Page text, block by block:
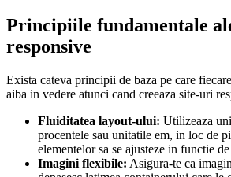
Principiile fundamentale
responsive
Exista cateva principii de baza pe care
aiba in vedere atunci cand creeaza site-uri
Fluiditatea layout-ului: Utilizeaza
procentele sau unitatile em, in loc de
elementelor sa se ajusteze in functie
Imagini flexibile: Asigura-te ca